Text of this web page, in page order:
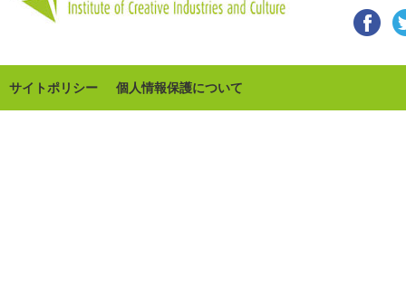
サイトポリシー 個人情報保護について